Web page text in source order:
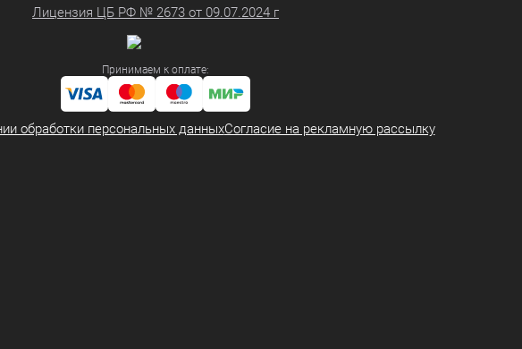
Лицензия ЦБ РФ № 2673 от 09.07.2024 г
Принимаем к оплате:
обработки персональных данныхСогласие на рекламную рассылку